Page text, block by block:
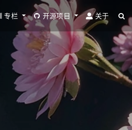
专栏 开源项目 关于